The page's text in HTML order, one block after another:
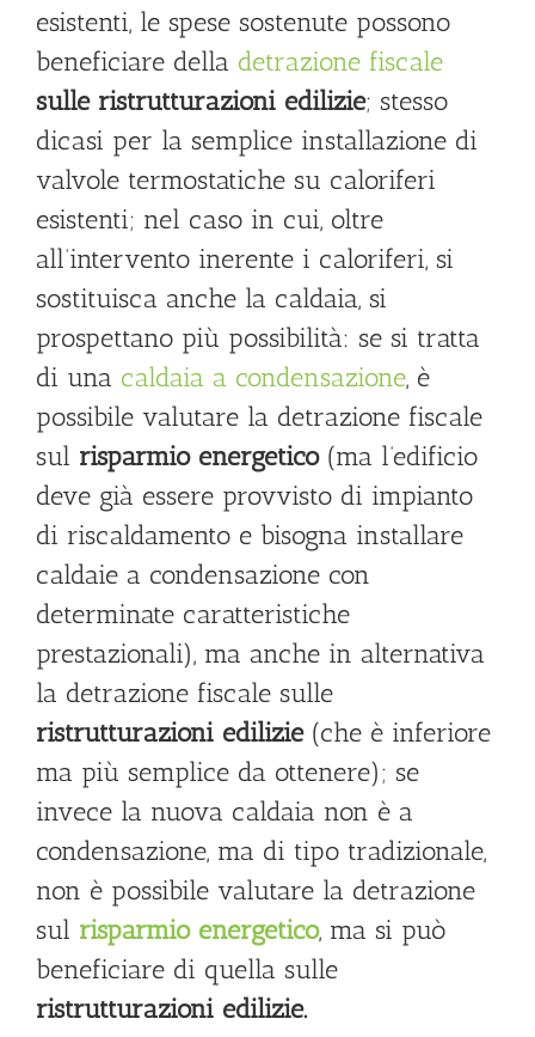
esistenti, le spese sostenute possono
beneficiare della detrazione fiscale
sulle ristrutturazioni edilizie; stesso
dicasi per la semplice installazione di
valvole termostatiche su caloriferi
esistenti; nel caso in cui, oltre
all’intervento inerente i caloriferi, si
sostituisca anche la caldaia, si
prospettano più possibilità: se si tratta
di una caldaia a condensazione, è
possibile valutare la detrazione fiscale
sul risparmio energetico(ma l’edificio
deve già essere provvisto di impianto
di riscaldamento e bisogna installare
caldaie a condensazione con
determinate caratteristiche
prestazionali), ma anche in alternativa
la detrazione fiscale sulle
ristrutturazioni edilizie(che è inferiore
ma più semplice da ottenere); se
invece la nuova caldaia non è a
condensazione, ma di tipo tradizionale,
non è possibile valutare la detrazione
sul risparmio energetico, ma si può
beneficiare di quella sulle
ristrutturazioni edilizie.